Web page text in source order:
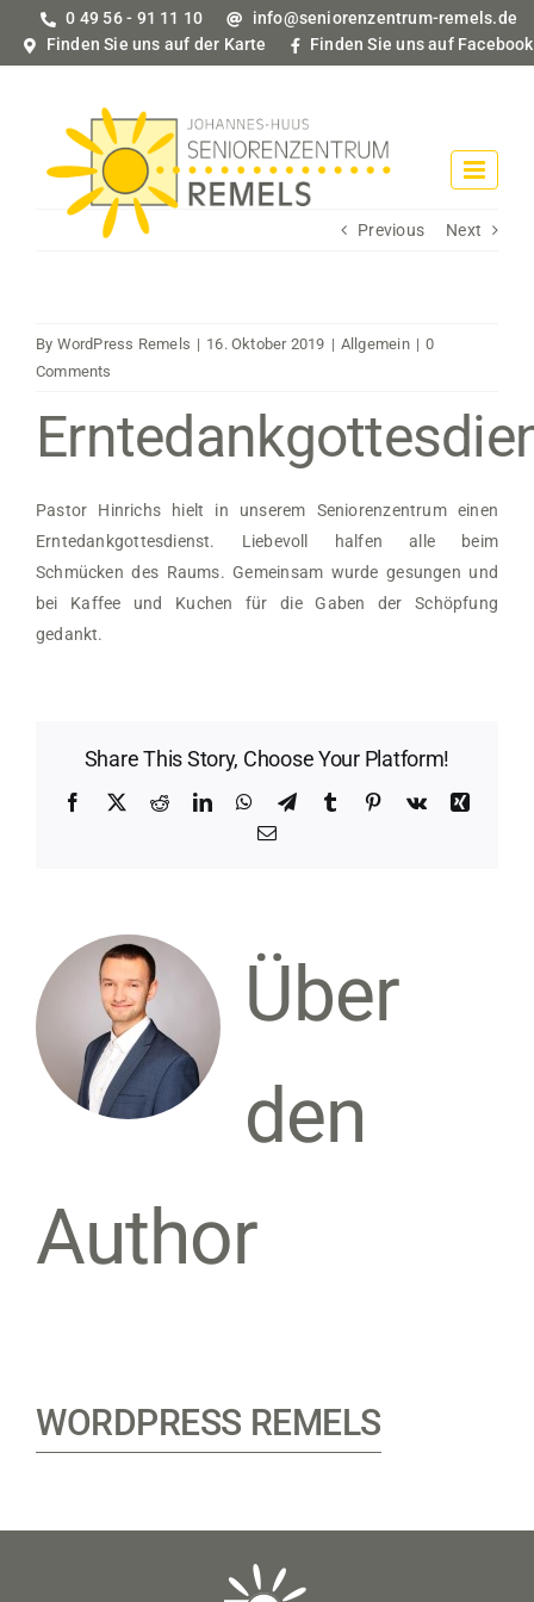
0 49 56 - 91 11 10
info@seniorenzentrum-remels.de
Finden Sie uns auf der Karte
Finden Sie uns auf Facebook
Previous Next
By WordPress Remels | 16. Oktober 2019 | Allgemein | 0
Comments
Pastor Hinrichs hielt in unserem Seniorenzentrum einen
Erntedankgottesdienst. Liebevoll halfen alle beim
Schmücken des Raums. Gemeinsam wurde gesungen und
bei Kaffee und Kuchen für die Gaben der Schöpfung
gedankt.
Share This Story, Choose Your Platform!
Facebook
X RedditLinkedInWhatsApp
TelegramTumblr Pinterest
Vk
Xing
Email
Über
den
Author
WORDPRESS REMELS